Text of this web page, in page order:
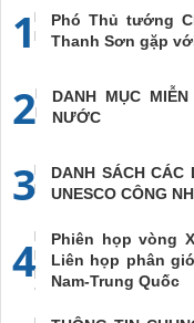
1
Phó Thủ tướng
Thanh Sơn gặp
2
DANH MỤC
NƯỚC
3
DANH SÁCH
UNESCO CÔNG
4
Phiên họp vòng
Liên họp phân
Nam-Trung Quốc